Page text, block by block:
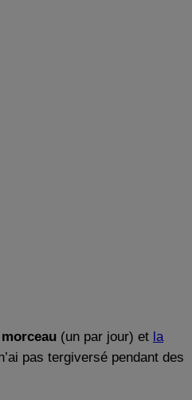
(un par jour) et la
pas tergiversé pendant des